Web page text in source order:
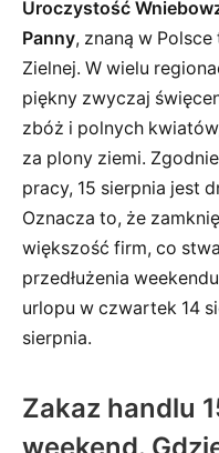
Uroczystość
Panny, znaną w
Zielnej. W wielu
piękny zwyczaj
zbóż i polnych
za plony ziemi.
pracy, 15 sierpnia jest
Oznacza to, że
większość firm, co
przedłużenia
urlopu w czwartek 14
sierpnia.
Zakaz handlu